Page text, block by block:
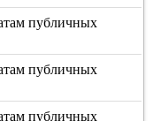
публичных
публичных
публичных